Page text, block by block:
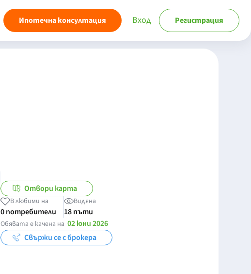
Ипотечна консултация Вход Регистрация
Отвори карта
В любими на
0 потребители
Видяна
18 пъти
Обявата е качена на 02 юни 2026
Свържи се с брокера